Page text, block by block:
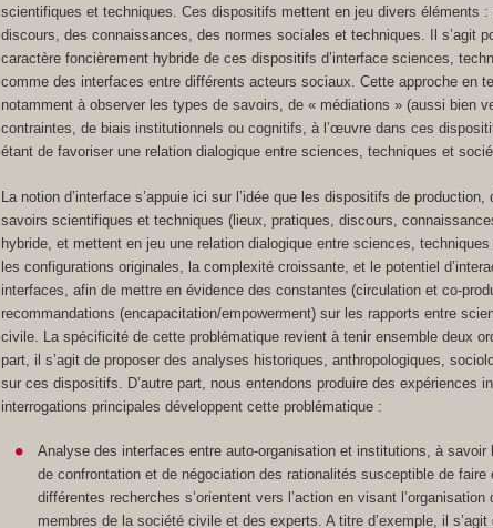
scientifiques et techniques. Ces dispositifs mettent en jeu divers éléments
discours, des connaissances, des normes sociales et techniques. Il s’agit
caractère foncièrement hybride de ces dispositifs d’interface sciences,
comme des interfaces entre différents acteurs sociaux. Cette approche en
notamment à observer les types de savoirs, de « médiations » (aussi bien
contraintes, de biais institutionnels ou cognitifs, à l’œuvre dans ces
étant de favoriser une relation dialogique entre sciences, techniques et
La notion d’interface s’appuie ici sur l’idée que les dispositifs de
savoirs scientifiques et techniques (lieux, pratiques, discours,
hybride, et mettent en jeu une relation dialogique entre sciences,
les configurations originales, la complexité croissante, et le potentiel
interfaces, afin de mettre en évidence des constantes (circulation et co-
recommandations (encapacitation/empowerment) sur les rapports entre
civile. La spécificité de cette problématique revient à tenir ensemble deux
part, il s’agit de proposer des analyses historiques, anthropologiques,
sur ces dispositifs. D’autre part, nous entendons produire des expériences
interrogations principales développent cette problématique :
Analyse des interfaces entre auto-organisation et institutions, à
de confrontation et de négociation des rationalités susceptible de faire
différentes recherches s’orientent vers l’action en visant
membres de la société civile et des experts. A titre d’exemple, il s’agit